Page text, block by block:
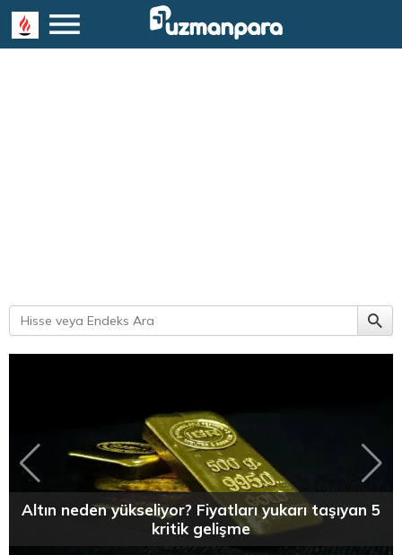
Altın neden yükseliyor? Fiyatları yukarı taşıyan 5
kritik gelişme